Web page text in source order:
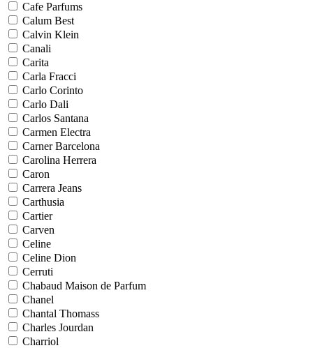
Cafe Parfums
Calum Best
Calvin Klein
Canali
Carita
Carla Fracci
Carlo Corinto
Carlo Dali
Carlos Santana
Carmen Electra
Carner Barcelona
Carolina Herrera
Caron
Carrera Jeans
Carthusia
Cartier
Carven
Celine
Celine Dion
Cerruti
Chabaud Maison de Parfum
Chanel
Chantal Thomass
Charles Jourdan
Charriol